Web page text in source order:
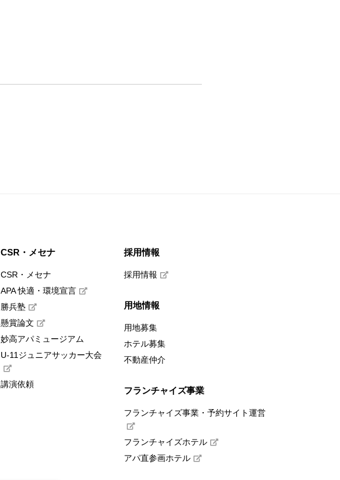
CSR・メセナ
CSR・メセナ
APA 快適・環境宣言
勝兵塾
懸賞論文
妙高アパミュージアム
U-11ジュニアサッカー大会
講演依頼
採用情報
採用情報
用地情報
用地募集
ホテル募集
不動産仲介
フランチャイズ事業
フランチャイズ事業・予約サイト運営
フランチャイズホテル
アパ直参画ホテル